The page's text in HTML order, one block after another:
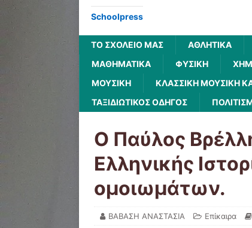
Schoolpress
ΤΟ ΣΧΟΛΕΙΟ ΜΑΣ ΑΘΛΗΤΙΚΆ
ΜΑΘΗΜΑΤΙΚΆ
ΦΥΣΙΚΉ
ΜΟΥΣΙΚΉ
ΚΛΑΣΣΙΚΉ ΜΟΥΣΙΚΉ
ΤΑΞΙΔΙΩΤΙΚΌΣ ΟΔΗΓΌΣ
Ο Παύλος
Ελληνικής
ομοιωμάτων.
ΒΑΒΑΣΗ ΑΝΑΣΤΑΣΙΑ Επίκαιρα